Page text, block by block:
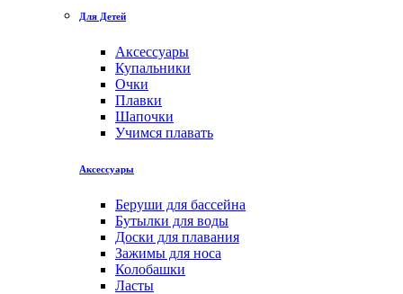
Для Детей
Аксессуары
Купальники
Очки
Плавки
Шапочки
Учимся плавать
Аксессуары
Беруши для бассейна
Бутылки для воды
Доски для плавания
Зажимы для носа
Колобашки
Ласты